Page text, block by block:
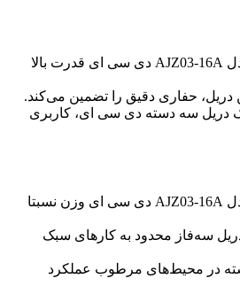
1. دریل سه دسته مدل AJZ03-16A دی سی ای قدرت بالا
دریل سه دسته دی سی ای، کاربری
1. دریل سه دسته مدل AJZ03-16A دی سی ای وزن نسبتا
سه‌فاز محدود به کارهای سبک
در محیط‌های مرطوب عملکرد